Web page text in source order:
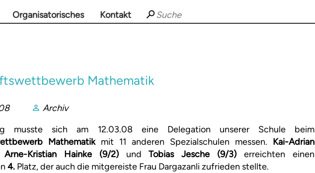
Organisatorisches Kontakt
Mathematik
Archiv
musste sich am 12.03.08 eine Delegation unserer Schule beim
Mathematikmit 11 anderen Spezialschulen messen. Kai-Adrian
Arne-Kristian Hainke (9/2)undTobias Jesche (9/3) erreichten einen
4. Platz, der auch die mitgereiste Frau Dargazanli zufrieden stellte.